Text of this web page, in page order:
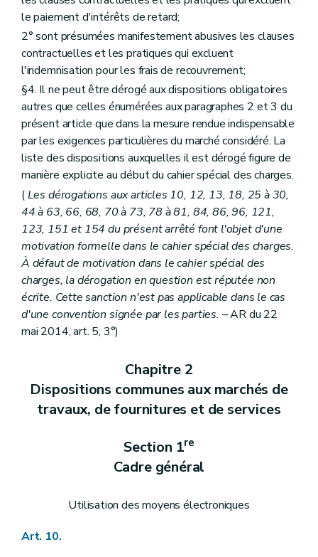
le paiement d'intérêts de retard;
2° sont présumées manifestement abusives les clauses
contractuelles et les pratiques qui excluent
l'indemnisation pour les frais de recouvrement;
§4. Il ne peut être dérogé aux dispositions obligatoires
autres que celles énumérées aux paragraphes 2 et 3 du
présent article que dans la mesure rendue indispensable
par les exigences particulières du marché considéré. La
liste des dispositions auxquelles il est dérogé figure de
manière explicite au début du cahier spécial des charges.
(Les dérogations aux articles 10, 12, 13, 18, 25 à 30,
44 à 63, 66, 68, 70 à 73, 78 à 81, 84, 86, 96, 121,
123, 151 et 154 du présent arrêté font l'objet d'une
motivation formelle dans le cahier spécial des charges.
À défaut de motivation dans le cahier spécial des
charges, la dérogation en question est réputée non
écrite. Cette sanction n'est pas applicable dans le cas
d'une convention signée par les parties. – AR du 22
mai 2014, art. 5, 3°)
Chapitre 2
Dispositions communes aux marchés de
travaux, de fournitures et de services
Section 1re
Cadre général
Utilisation des moyens électroniques
Art. 10.